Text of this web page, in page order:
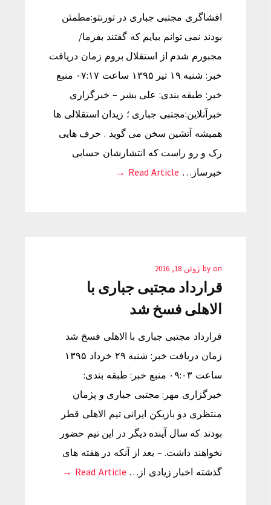
افشاگری مجتبی جباری در تورنتو:مطمئن
بودند نمی توانم بیایم که گفتند بفرما/
مجبورم شدم از استقلال بروم زمان دریافت
خبر: شنبه ۱۹ تیر ۱۳۹۵ ساعت ۰۷:۱۷ منبع
خبر: طبقه بندی: علی بشر – خبرگزاری
خبرآنلاین:مجتبی جباری ؛ زیدان استقلالی ها
همیشه آتشین سخن می گوید . حرف هایی
رک و رو راست که انتشارشان حسابی
خبرساز… Read Article →
by on ژوئن 18, 2016
قرارداد مجتبی جباری با
الاهلی فسخ شد
قرارداد مجتبی جباری با الاهلی فسخ شد
زمان دریافت خبر: شنبه ۲۹ خرداد ۱۳۹۵
ساعت ۰۹:۰۳ منبع خبر: طبقه بندی:
خبرگزاری مهر: مجتبی جباری و پژمان
منتظری دو بازیکن ایرانی تیم الاهلی قطر
بودند که سال آینده دیگر در این تیم حضور
نخواهند داشت. – بعد از آنکه در هفته های
گذشته اخبار زیادی از… Read Article →